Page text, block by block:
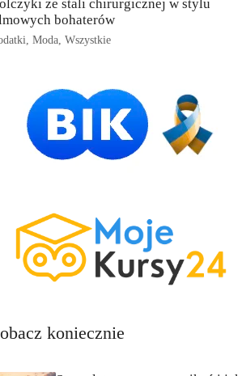
ze stali chirurgicznej w stylu
bohaterów
,Moda ,Wszystkie
koniecznie